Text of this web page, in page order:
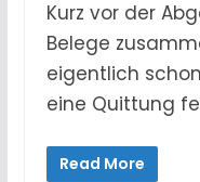
Kurz vor der
Belege
eigentlich
eine Quittung
Read More